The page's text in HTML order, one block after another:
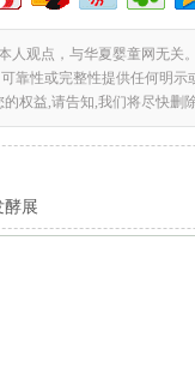
人观点，与华夏婴童网无关
靠性或完整性提供任何明
权益,请告知,我们将尽快删除
酵展